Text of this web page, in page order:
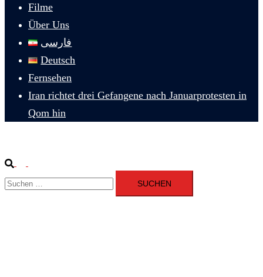
Filme
Über Uns
فارسی
Deutsch
Fernsehen
Iran richtet drei Gefangene nach Januarprotesten in
Qom hin
Suche
umschalten
Suchen
nach: